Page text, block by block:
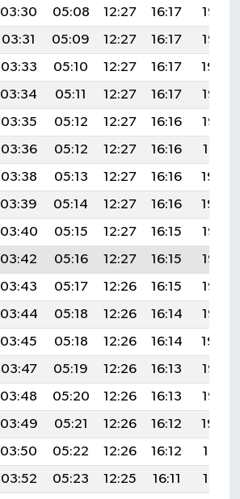
03:30 05:08 12:27 16:17
19:36
03:31 05:09 12:27 16:17
19:35
03:33 05:10 12:27 16:17
19:34
03:34 05:11 12:27 16:17
19:33
03:35 05:12 12:27 16:16
19:32
03:36 05:12 12:27 16:16
19:31
03:38 05:13 12:27 16:16
19:30
03:39 05:14 12:27 16:16
19:29
03:40 05:15 12:27 16:15
19:28
03:42 05:16 12:27 16:15
19:27
03:43 05:17 12:26 16:15
19:26
03:44 05:18 12:26 16:14
19:25
03:45 05:18 12:26 16:14
19:24
03:47 05:19 12:26 16:13
19:23
03:48 05:20 12:26 16:13
19:22
03:49 05:21 12:26 16:12
19:20
03:50 05:22 12:26 16:12
19:19
03:52 05:23 12:25 16:11
19:18